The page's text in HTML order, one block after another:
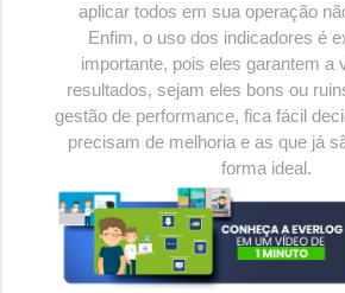
aplicar todos em sua operação
Enfim, o uso dos indicadores é
importante, pois eles garantem a
resultados, sejam eles bons ou
gestão de performance, fica fácil
precisam de melhoria e as que já
forma ideal.